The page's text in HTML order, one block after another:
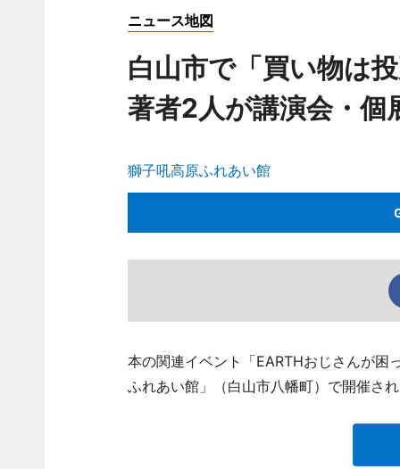
ニュース地図
白山市で「買い物は
著者2人が講演会・個
獅子吼高原ふれあい館
本の関連イベント「EARTHおじさんが困
ふれあい館」（白山市八幡町）で開催さ